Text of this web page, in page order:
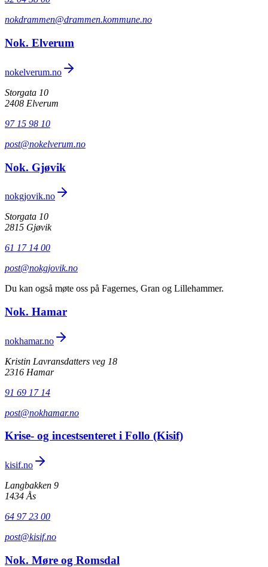
nokdrammen@drammen.kommune.no
Nok. Elverum
nokelverum.no
Storgata 10
2408 Elverum
97 15 98 10
post@nokelverum.no
Nok. Gjøvik
nokgjovik.no
Storgata 10
2815 Gjøvik
61 17 14 00
post@nokgjovik.no
Du kan også møte oss på Fagernes, Gran og Lillehammer.
Nok. Hamar
nokhamar.no
Kristin Lavransdatters veg 18
2316 Hamar
91 69 17 14
post@nokhamar.no
Krise- og incestsenteret i Follo (Kisif)
kisif.no
Langbakken 9
1434 Ås
64 97 23 00
post@kisif.no
Nok. Møre og Romsdal